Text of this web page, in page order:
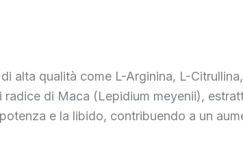
alta qualità come L-Arginina, L-
di Maca (Lepidium meyenii),
e la libido, contribuendo a un